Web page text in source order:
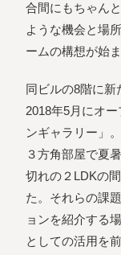
合間にもちゃん
ような機会と場
ームの構想が始
同ビルの8階に新
2018年5月にオ
ンギャラリー」。
３方角部屋で夏
切れの２LDKの
た。それらの課
ョンを紹介する
としての活用を